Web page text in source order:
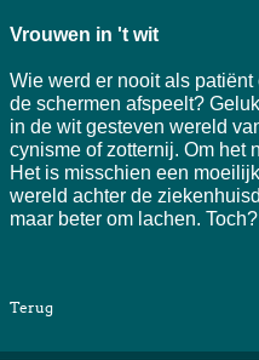
Vrouwen in 't wit
Wie werd er nooit als
de schermen afspeelt?
in de wit gesteven wereld
cynisme of zotternij. Om het
Het is misschien een
wereld achter de
maar beter om lachen. Toch?
Terug